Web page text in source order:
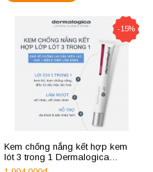
-15%
Kem chống nắng kết hợp kem
lót 3 trong 1 Dermalogica
Skinperfect Primer SPF 30